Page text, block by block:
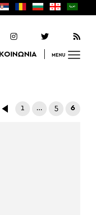
MENU
1 … 5 6